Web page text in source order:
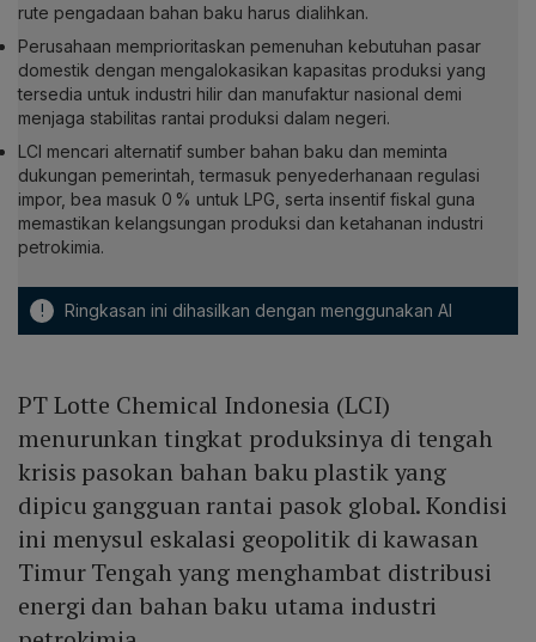
rute pengadaan bahan baku harus dialihkan.
Perusahaan memprioritaskan pemenuhan kebutuhan pasar
domestik dengan mengalokasikan kapasitas produksi yang
tersedia untuk industri hilir dan manufaktur nasional demi
menjaga stabilitas rantai produksi dalam negeri.
LCI mencari alternatif sumber bahan baku dan meminta
dukungan pemerintah, termasuk penyederhanaan regulasi
impor, bea masuk 0 % untuk LPG, serta insentif fiskal guna
memastikan kelangsungan produksi dan ketahanan industri
petrokimia.
! Ringkasan ini dihasilkan dengan menggunakan AI
PT Lotte Chemical Indonesia (LCI)
menurunkan tingkat produksinya di tengah
krisis pasokan bahan baku plastik yang
dipicu gangguan rantai pasok global. Kondisi
ini menysul eskalasi geopolitik di kawasan
Timur Tengah yang menghambat distribusi
energi dan bahan baku utama industri